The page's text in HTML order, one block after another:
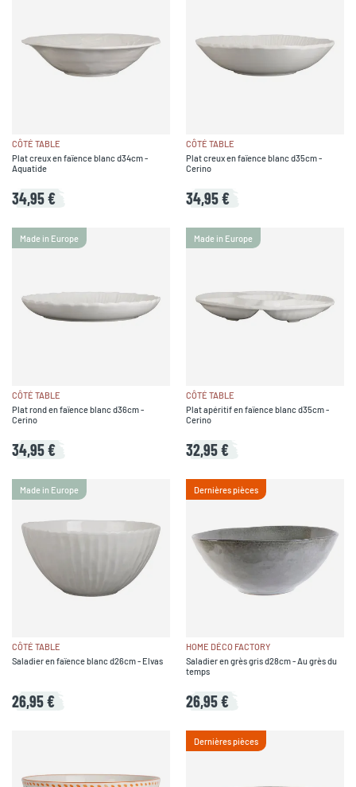
CÔTÉ TABLE
Plat creux en faïence blanc d34cm -
Aquatide
34,95 €
CÔTÉ TABLE
Plat creux en faïence blanc d35cm -
Cerino
34,95 €
Made in Europe
CÔTÉ TABLE
Plat rond en faïence blanc d36cm -
Cerino
34,95 €
Made in Europe
CÔTÉ TABLE
Plat apéritif en faïence blanc d35cm -
Cerino
32,95 €
Made in Europe
CÔTÉ TABLE
Saladier en faïence blanc d26cm - Elvas
26,95 €
Dernières pièces
HOME DÉCO FACTORY
Saladier en grès gris d28cm - Au grès du
temps
26,95 €
Dernières pièces